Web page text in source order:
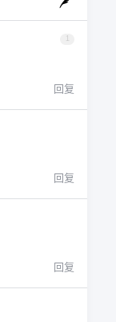
回复
回复
回复